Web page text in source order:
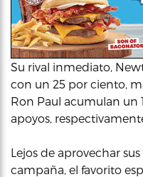
Su rival inmediato,
con un 25 por ciento,
Ron Paul acumulan un
apoyos,
Lejos de aprovechar
campaña, el favorito